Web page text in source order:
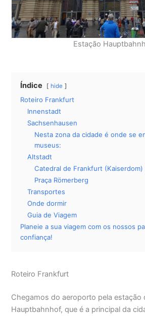
Estação
Índice hide
Roteiro Frankfurt
Innenstadt
Sachsenhausen
Nesta zona da cidade é onde se
museus:
Altstadt
Catedral de Frankfurt (Kaiserdom)
Praça Römerberg
Transportes
Onde dormir
Guia de Viagem
Planeie a sua viagem com os nossos
confiança!
Roteiro Frankfurt
Chegamos do aeroporto pela estação
Hauptbahnhof, que é a principal da